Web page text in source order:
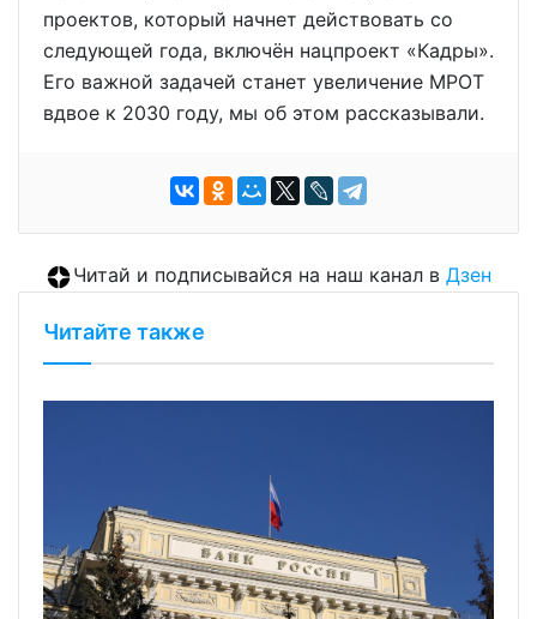
проектов, который начнет действовать со
следующей года, включён нацпроект «Кадры».
Его важной задачей станет увеличение МРОТ
вдвое к 2030 году, мы об этом рассказывали.
Читай и подписывайся на наш канал в Дзен
Читайте также